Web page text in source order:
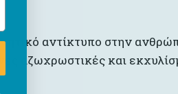
αντίκτυπο στην
αζωχρωστικές και